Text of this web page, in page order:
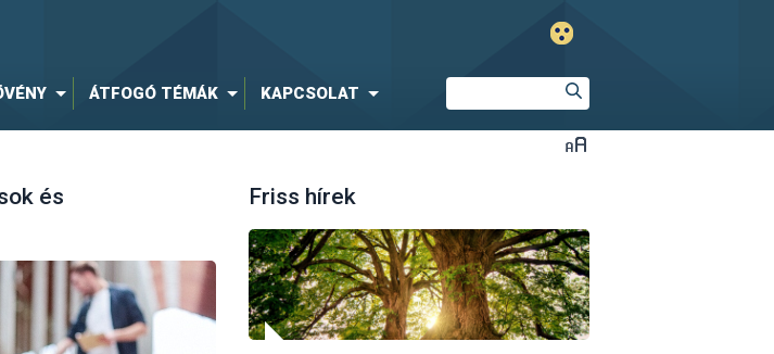
ÁTFOGÓ TÉMÁK KAPCSOLAT
és
Friss hírek